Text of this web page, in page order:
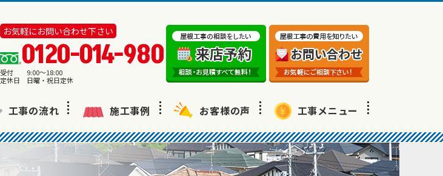
お気軽にお問い合わせ下さい
0120-014-980
受付 9:00～18:00
定休日 日曜・祝日定休
工事の流れ 施工事例 お客様の声 工事メニュー